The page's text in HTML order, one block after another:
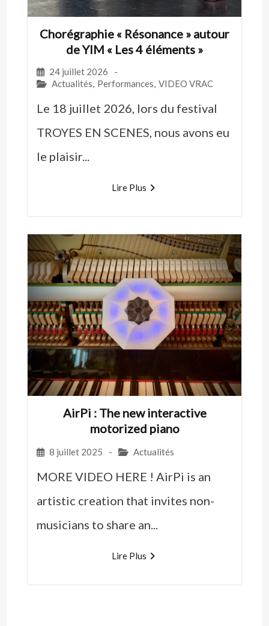
Chorégraphie « Résonance » autour
de YIM « Les 4 éléments »
24 juillet 2026
-
Actualités, Performances, VIDEO VRAC
Le 18 juillet 2026, lors du festival
TROYES EN SCENES, nous avons eu
le plaisir...
Lire Plus
AirPi : The new interactive
motorized piano
8 juillet 2025 - Actualités
MORE VIDEO HERE ! AirPi is an
artistic creation that invites non-
musicians to share an...
Lire Plus